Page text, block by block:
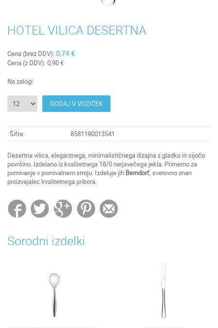
HOTEL VILICA DESERTNA
Cena (brez DDV): 0,74 €
Cena (z DDV): 0,90 €
Na zalogi
DODAJ V VOZIČEK
Šifra: 8581190013541
Desertna vilica, elegantnega, minimalističnega dizajna z gladko in sijočo
površino. Izdelano iz kvalitetnega 18/0 nerjavečega jekla. Primerno za
pomivanje v pomivalnem stroju. Izdeluje jih Berndorf, svetovno znan
proizvajalec kvalitetnega pribora.
Sorodni izdelki